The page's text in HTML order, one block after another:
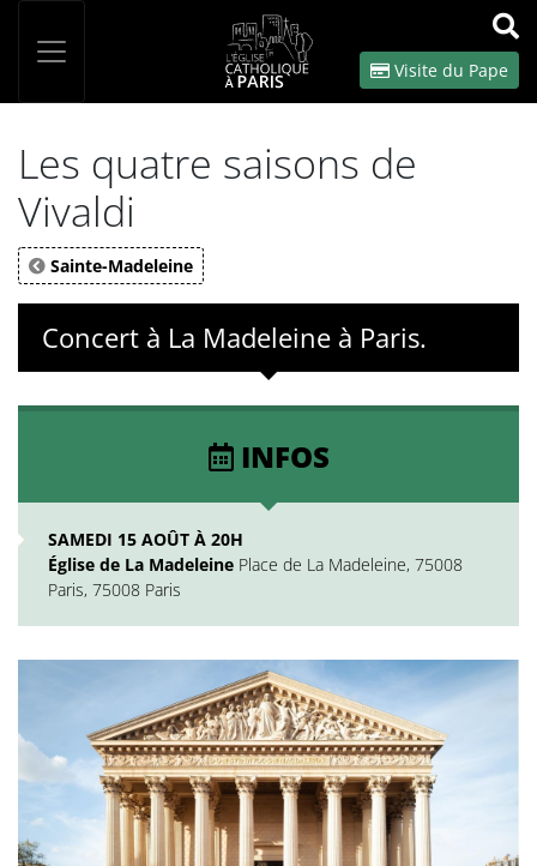
OK
Visite du Pape
Les quatre saisons de
Vivaldi
Sainte-Madeleine
Concert à La Madeleine à Paris.
INFOS
SAMEDI 15 AOÛT À 20H
Église de La Madeleine Place de La Madeleine, 75008
Paris, 75008 Paris
Panneau de gestion des cookies